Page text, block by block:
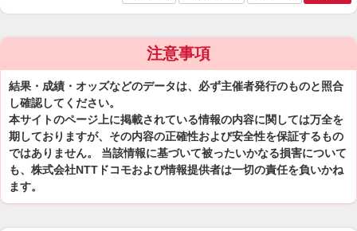
注意事項
結果・成績・オッズなどのデータは、必ず主催者発行のものと照合
し確認してください。
本サイトのページ上に掲載されている情報の内容に関しては万全を
期しておりますが、その内容の正確性および安全性を保証するもの
ではありません。 当該情報に基づいて被ったいかなる損害について
も、株式会社NTTドコモおよび情報提供者は一切の責任を負いかね
ます。